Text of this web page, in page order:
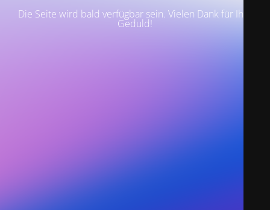
Die Seite wird bald verfügbar sein. Vielen Dank für Ihre
Geduld!